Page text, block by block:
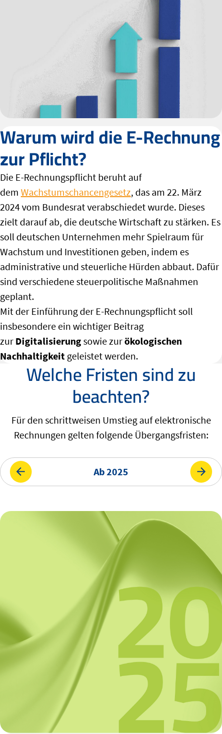
Warum wird die E-Rechnung
zur Pflicht?
Die E-Rechnungspflicht beruht auf
dem Wachstumschancengesetz, das am 22. März
2024 vom Bundesrat verabschiedet wurde. Dieses
zielt darauf ab, die deutsche Wirtschaft zu stärken. Es
soll deutschen Unternehmen mehr Spielraum für
Wachstum und Investitionen geben, indem es
administrative und steuerliche Hürden abbaut. Dafür
sind verschiedene steuerpolitische Maßnahmen
geplant.
Mit der Einführung der E-Rechnungspflicht soll
insbesondere ein wichtiger Beitrag
zur Digitalisierungsowie zurökologischen
Nachhaltigkeit geleistet werden.
Welche Fristen sind zu
beachten?
Für den schrittweisen Umstieg auf elektronische
Rechnungen gelten folgende Übergangsfristen:
Ab 2025 Ab